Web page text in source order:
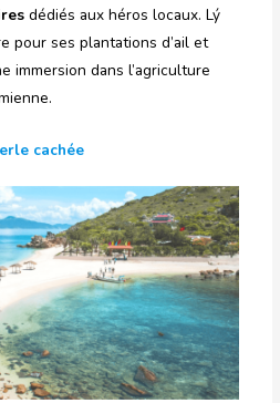
dédiés aux héros locaux. Lý
pour ses plantations d’ail et
immersion dans l’agriculture
cachée